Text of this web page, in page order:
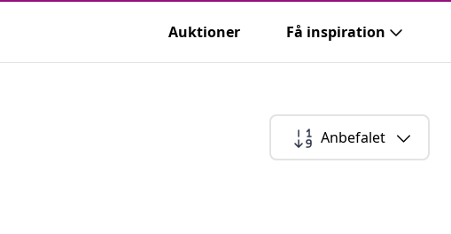
Auktioner Få inspiration
Anbefalet